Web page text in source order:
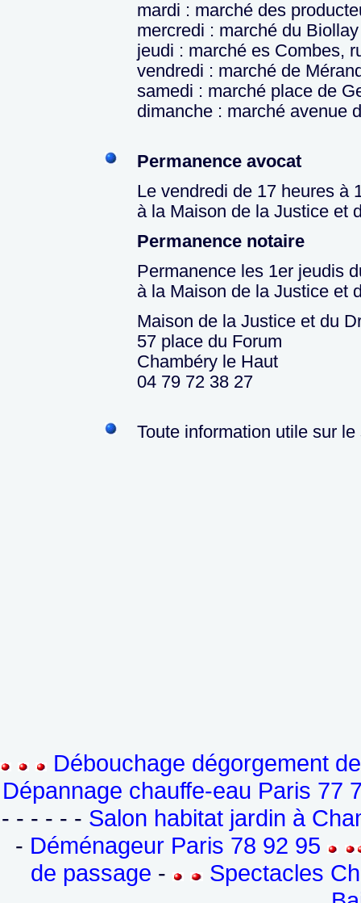
mardi : marché des
mercredi : marché du Biollay
jeudi : marché es Combes,
vendredi : marché de
samedi : marché place de
dimanche : marché avenue
Permanence avocat
Le vendredi de 17 heures à
à la Maison de la Justice et
Permanence notaire
Permanence les 1er jeudis
à la Maison de la Justice et
Maison de la Justice et du
57 place du Forum
Chambéry le Haut
04 79 72 38 27
Toute information utile sur
Débouchage dégorgement
Dépannage chauffe-eau Paris 77
- - - - - - Salon habitat jardin à
- Déménageur Paris 78 92 95
de passage -
Spectacles